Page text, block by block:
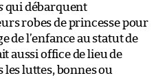
qui débarquent
robes de princesse pour
de l’enfance au statut de
aussi office de lieu de
les luttes, bonnes ou